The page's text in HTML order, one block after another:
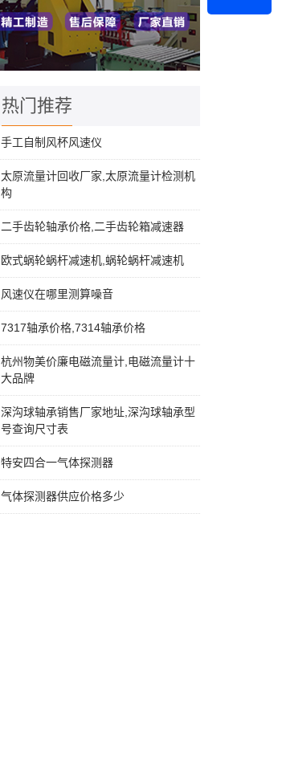
热门推荐
手工自制风杯风速仪
太原流量计回收厂家,太原流量计检测机
构
二手齿轮轴承价格,二手齿轮箱减速器
欧式蜗轮蜗杆减速机,蜗轮蜗杆减速机
风速仪在哪里测算噪音
7317轴承价格,7314轴承价格
杭州物美价廉电磁流量计,电磁流量计十
大品牌
深沟球轴承销售厂家地址,深沟球轴承型
号查询尺寸表
特安四合一气体探测器
气体探测器供应价格多少